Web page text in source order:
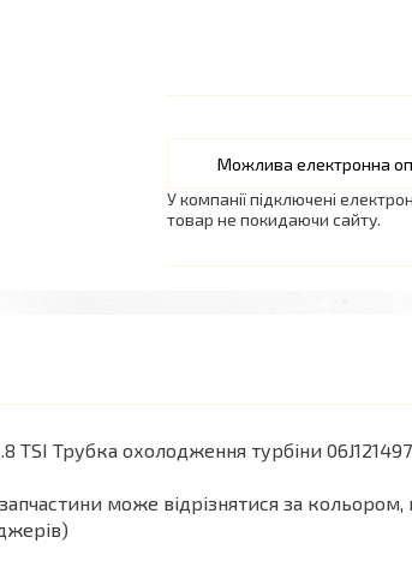
У компанії підключені
товар не покидаючи сайту.
TSI Трубка охолодження турбіни
може відрізнятися за